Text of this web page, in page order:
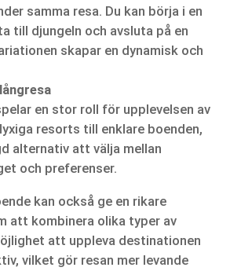
samma resa. Du kan börja i en
till djungeln och avsluta på en
skapar en dynamisk och
en stor roll för upplevelsen av
resorts till enklare boenden,
alternativ att välja mellan
och preferenser.
kan också ge en rikare
att kombinera olika typer av
att uppleva destinationen
vilket gör resan mer levande